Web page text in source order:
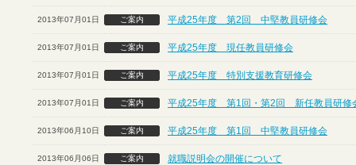
2013年07月01日 ご案内 平成25年度 第2回 中堅教員研修会
2013年07月01日 ご案内 平成25年度 現任教員研修会
2013年07月01日 ご案内 平成25年度 特別支援教育研修会
2013年07月01日 ご案内 平成25年度 第1回・第2回 新任教員研修
2013年06月10日 ご案内 平成25年度 第1回 中堅教員研修会
2013年06月06日 ご案内 就職説明会の開催について